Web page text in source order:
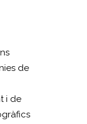
de
i de